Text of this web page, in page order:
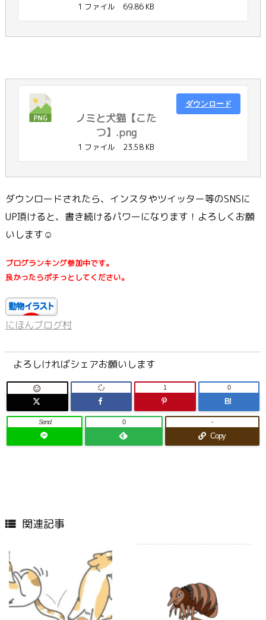
1 ファイル 69.86 KB
ノミと犬猫【こた
つ】.png
1 ファイル 23.58 KB
ダウンロード
ダウンロードされたら、インスタやツイッター等のSNSに
UP頂けると、書き続けるパワーになります！よろしくお願
いします☺
ブログランキング参加中です。
良かったらポチっとしてください。
にほんブログ村
よろしければシェアお願いします
 1
B!
0
Send 0
Copy
-
 関連記事